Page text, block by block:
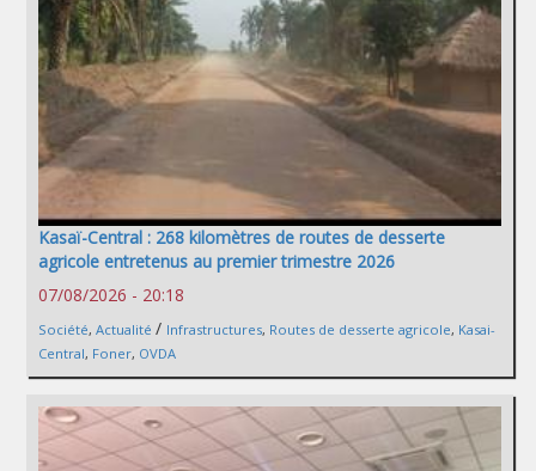
Kasaï-Central : 268 kilomètres de routes de desserte
agricole entretenus au premier trimestre 2026
07/08/2026 - 20:18
Société, Actualité / Infrastructures, Routes de desserte agricole, Kasai-
Central, Foner, OVDA